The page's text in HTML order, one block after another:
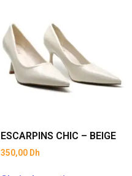
ESCARPINS CHIC – BEIGE
350,00 Dh